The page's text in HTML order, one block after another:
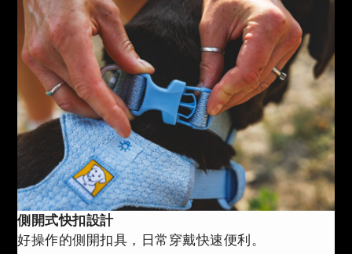
側開式快扣設計
好操作的側開扣具，日常穿戴快速便利。